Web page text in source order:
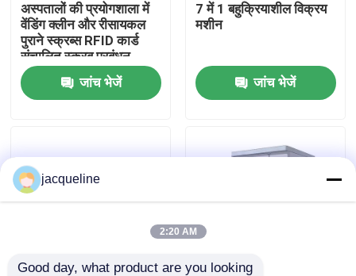
कारखाने का दौरा
गुणवत्ता नियंत्रण
उद्धरण मांगें
बोतल रिवर्स वेंडिंग मशीन
अस्पतालों की प्रयोगशाला में
वेंडिंग क्लीन और रीसायकल
पुराने स्क्रब्स RFID कार्ड
संचालित स्क्रब प्रबंधन
जांच भेजें
7 में 1 बहुक्रियाशील विक्रय
मशीन
जांच भेजें
jacqueline
2:20 AM
Good day, what product are you looking